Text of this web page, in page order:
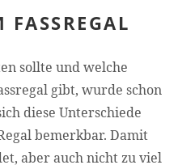
sollte und welche
gibt, wurde schon
diese Unterschiede
bemerkbar. Damit
aber auch nicht zu viel